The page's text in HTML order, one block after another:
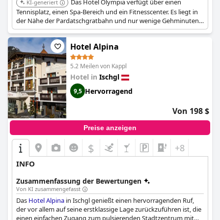
KI-generiert
Das Hotel Olympia verfügt über einen
Tennisplatz, einen Spa-Bereich und ein Fitnesscenter. Es liegt in
der Nähe der Pardatschgratbahn und nur wenige Gehminuten
vom Zentrum von Ischgl entfernt.
Hotel Alpina
5.2 Meilen von Kappl
Hotel in Ischgl
9,5 Hervorragend
Von 198 $
Preise anzeigen
$ +8
INFO
Zusammenfassung der Bewertungen
Von KI zusammengefasst
Das Hotel Alpina in Ischgl genießt einen hervorragenden Ruf,
der vor allem auf seine erstklassige Lage zurückzuführen ist, die
einen einfachen Zugang zum pulsierenden Stadtzentrum mit